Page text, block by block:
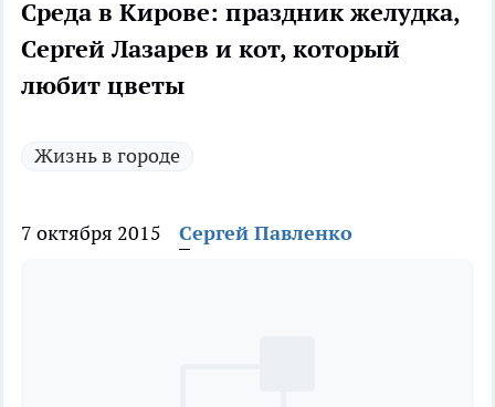
Среда в Кирове: праздник желудка,
Сергей Лазарев и кот, который
любит цветы
Жизнь в городе
7 октября 2015 Сергей Павленко